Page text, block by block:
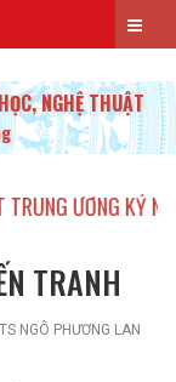
NGHỆ THUẬT
KỶ NIỆM 20 NĂM
TRANH
TS NGÔ PHƯƠNG LAN